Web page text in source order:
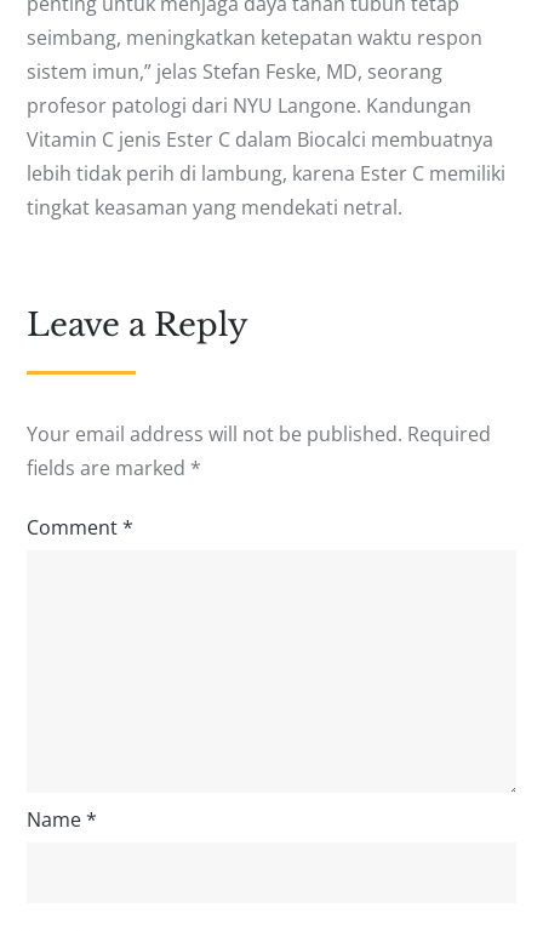
seimbang, meningkatkan ketepatan waktu respon
sistem imun,” jelas Stefan Feske, MD, seorang
profesor patologi dari NYU Langone. Kandungan
Vitamin C jenis Ester C dalam Biocalci membuatnya
lebih tidak perih di lambung, karena Ester C memiliki
tingkat keasaman yang mendekati netral.
Leave a Reply
Your email address will not be published. Required
fields are marked *
Comment*
Name*